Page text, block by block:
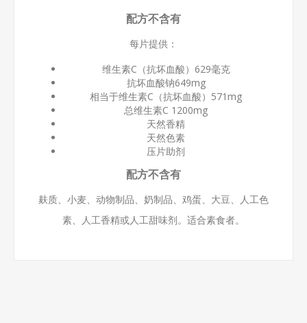
配方不含有
每片提供：
维生素C（抗坏血酸）629毫克
抗坏血酸钠649mg
相当于维生素C（抗坏血酸）571mg
总维生素C 1200mg
天然香精
天然色素
压片助剂
配方不含有
麸质、小麦、动物制品、奶制品、鸡蛋、大豆、人工色
素、人工香精或人工甜味剂。适合素食者。